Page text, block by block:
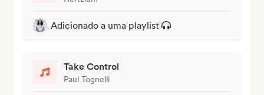
Adicionado a uma playlist
Take Control
Paul Tognelli